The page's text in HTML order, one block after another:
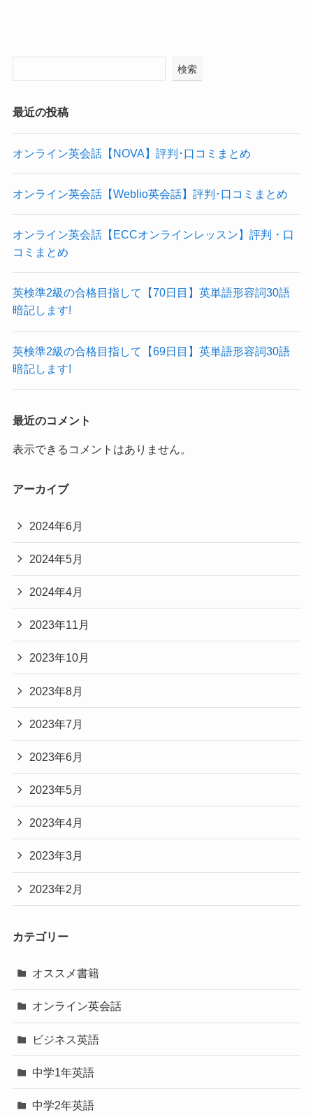
検索
最近の投稿
オンライン英会話【NOVA】評判･口コミまとめ
オンライン英会話【Weblio英会話】評判･口コミまとめ
オンライン英会話【ECCオンラインレッスン】評判・口
コミまとめ
英検準2級の合格目指して【70日目】英単語形容詞30語
暗記します!
英検準2級の合格目指して【69日目】英単語形容詞30語
暗記します!
最近のコメント
表示できるコメントはありません。
アーカイブ
2024年6月
2024年5月
2024年4月
2023年11月
2023年10月
2023年8月
2023年7月
2023年6月
2023年5月
2023年4月
2023年3月
2023年2月
カテゴリー
オススメ書籍
オンライン英会話
ビジネス英語
中学1年英語
中学2年英語